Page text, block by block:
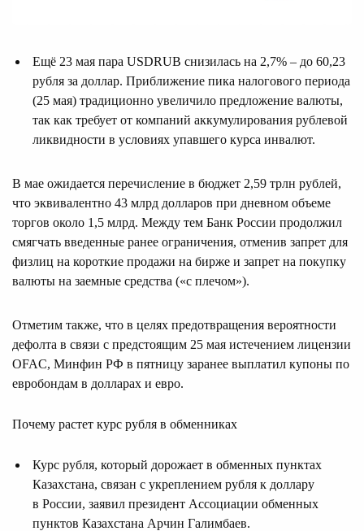
Ещё 23 мая пара USDRUB снизилась на 2,7% – до 60,23
рубля за доллар. Приближение пика налогового периода
(25 мая) традиционно увеличило предложение валюты,
так как требует от компаний аккумулирования рублевой
ликвидности в условиях упавшего курса инвалют.
В мае ожидается перечисление в бюджет 2,59 трлн рублей,
что эквивалентно 43 млрд долларов при дневном объеме
торгов около 1,5 млрд. Между тем Банк России продолжил
смягчать введенные ранее ограничения, отменив запрет для
физлиц на короткие продажи на бирже и запрет на покупку
валюты на заемные средства («с плечом»).
Отметим также, что в целях предотвращения вероятности
дефолта в связи с предстоящим 25 мая истечением лицензии
OFAC, Минфин РФ в пятницу заранее выплатил купоны по
евробондам в долларах и евро.
Почему растет курс рубля в обменниках
Курс рубля, который дорожает в обменных пунктах
Казахстана, связан с укреплением рубля к доллару
в России, заявил президент Ассоциации обменных
пунктов Казахстана Арчин Галимбаев.